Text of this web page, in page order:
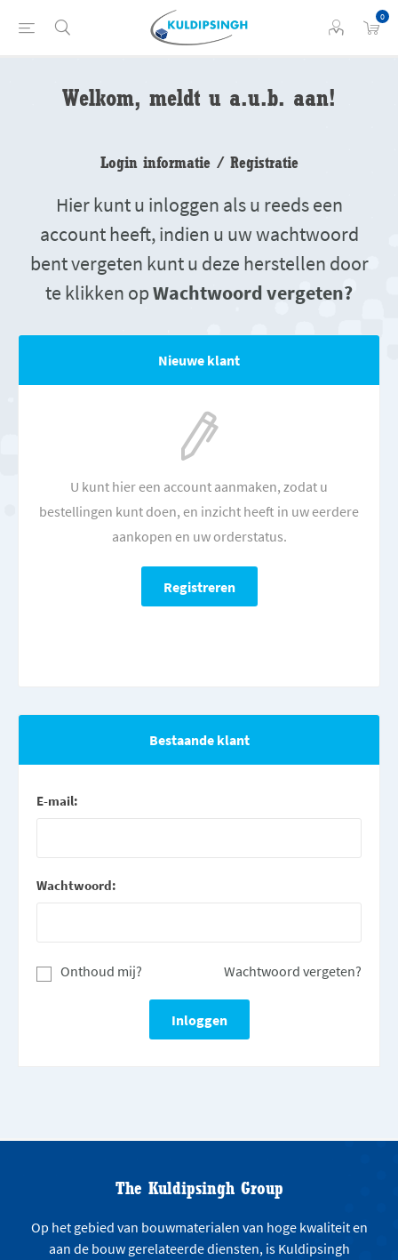
0
Welkom, meldt u a.u.b. aan!
Login informatie / Registratie
Hier kunt u inloggen als u reeds een
account heeft, indien u uw wachtwoord
bent vergeten kunt u deze herstellen door
te klikken opWachtwoord vergeten?
Nieuwe klant
U kunt hier een account aanmaken, zodat u
bestellingen kunt doen, en inzicht heeft in uw eerdere
aankopen en uw orderstatus.
Bestaande klant
E-mail:
Wachtwoord:
Wachtwoord vergeten?
Onthoud mij?
The Kuldipsingh Group
Op het gebied van bouwmaterialen van hoge kwaliteit en
aan de bouw gerelateerde diensten, is Kuldipsingh